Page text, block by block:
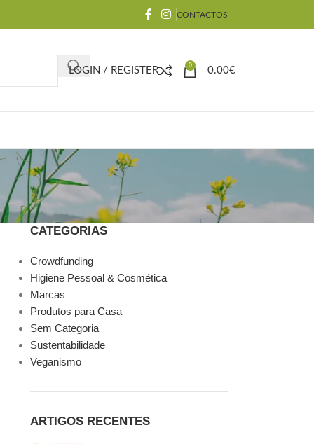
CONTACTOS
LOGIN / REGISTER
0
0.00€
CATEGORIAS
Crowdfunding
Higiene Pessoal & Cosmética
Marcas
Produtos para Casa
Sem Categoria
Sustentabilidade
Veganismo
ARTIGOS RECENTES